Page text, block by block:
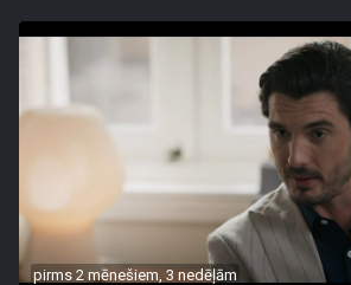
pirms 2 mēnešiem, 3 nedēļām